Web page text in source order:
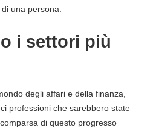
una persona.
i settori più
degli affari e della finanza,
professioni che sarebbero state
di questo progresso